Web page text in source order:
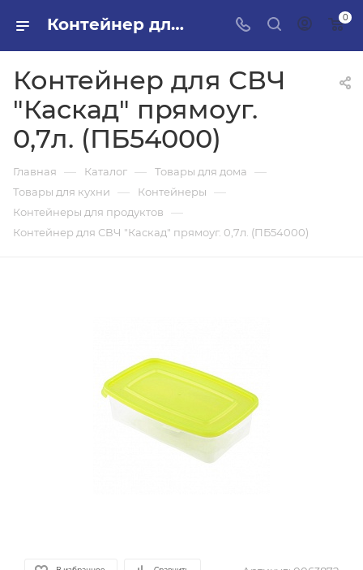
Контейнер для СВЧ "Каскад" прямоуг. 0,7л. (ПБ54000) в ПИЛОН — купить стройматериалы в интернет-магазине ПИЛОН с доставкой оптом и в розницу 0
Контейнер для СВЧ
"Каскад" прямоуг.
0,7л. (ПБ54000)
Главная — Каталог — Товары для дома —
Товары для кухни — Контейнеры —
Контейнеры для продуктов —
Контейнер для СВЧ "Каскад" прямоуг. 0,7л. (ПБ54000)